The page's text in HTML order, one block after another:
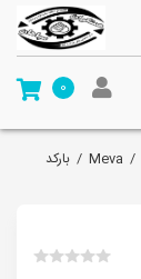
0
/
Meva
/ بارکد